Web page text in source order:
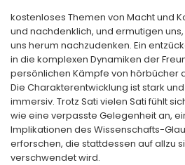
kostenloses Themen von Macht und
und nachdenklich, und ermutigen
uns herum nachzudenken. Ein
in die komplexen Dynamiken der
persönlichen Kämpfe von hörbücher
Die Charakterentwicklung ist stark
immersiv. Trotz Sati vielen Sati fühlt
wie eine verpasste Gelegenheit an,
Implikationen des Wissenschafts-
erforschen, die stattdessen auf allzu
verschwendet wird.